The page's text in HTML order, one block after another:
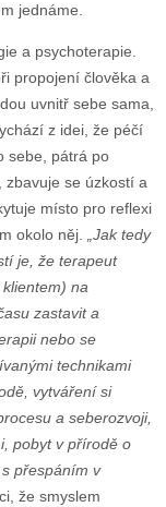
jednáme.
a psychoterapie.
propojení člověka a
uvnitř sebe sama,
z idei, že péčí
sebe, pátrá po
zbavuje se úzkostí a
místo pro reflexi
okolo něj. „Jak tedy
je, že terapeut
na
zastavit a
nebo se
technikami
vytváření si
a seberozvoji,
pobyt v přírodě o
přespáním v
že smyslem